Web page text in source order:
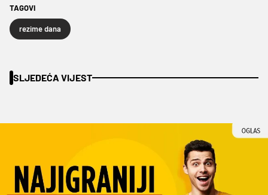
TAGOVI
rezime dana
SLJEDEĆA VIJEST